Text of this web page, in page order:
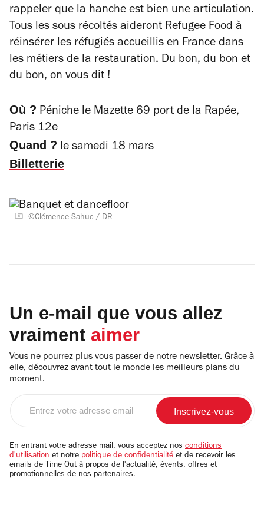
rappeler que la hanche est bien une articulation.
Tous les sous récoltés aideront Refugee Food à
réinsérer les réfugiés accueillis en France dans
les métiers de la restauration. Du bon, du bon et
du bon, on vous dit !
Où ? Péniche le Mazette 69 port de la Rapée,
Paris 12e
Quand ? le samedi 18 mars
Billetterie
©Clémence Sahuc / DR
Un e-mail que vous allez
vraiment aimer
Vous ne pourrez plus vous passer de notre newsletter. Grâce à
elle, découvrez avant tout le monde les meilleurs plans du
moment.
email
En entrant votre adresse mail, vous acceptez nos conditions
d'utilisation et notre politique de confidentialité et de recevoir les
emails de Time Out à propos de l'actualité, évents, offres et
promotionnelles de nos partenaires.